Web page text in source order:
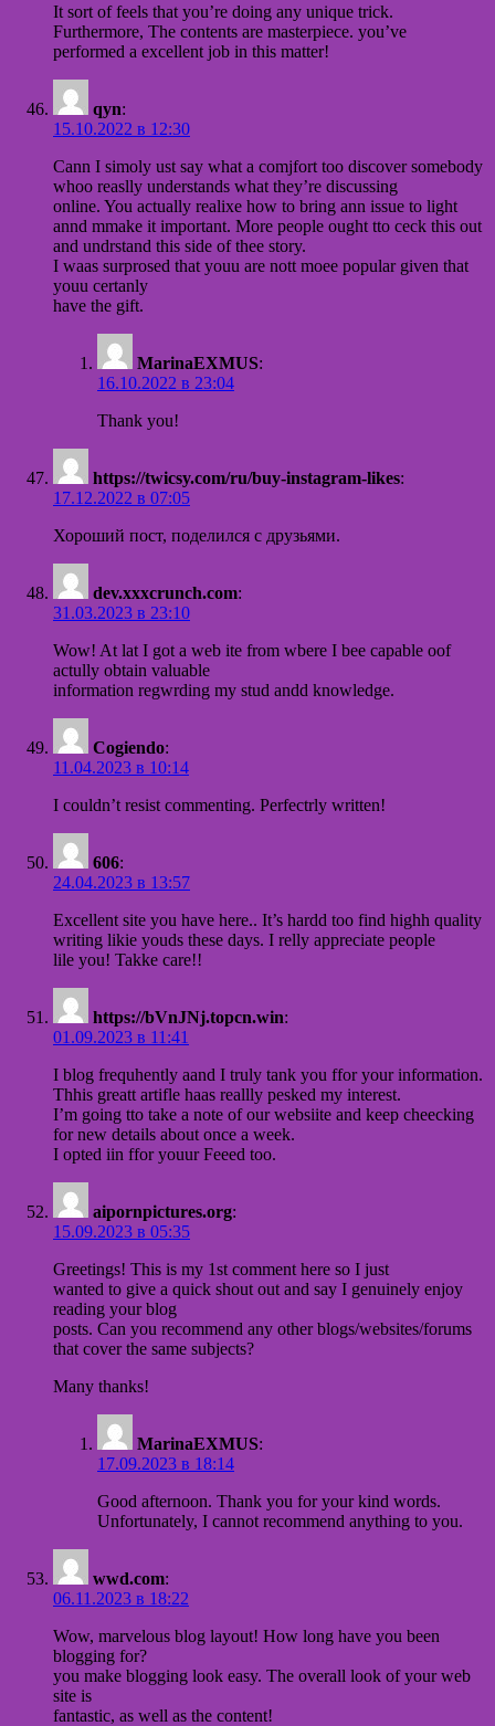
It sort of feels that you’re doing any unique trick.
Furthermore, The contents are masterpiece. you’ve
performed a excellent job in this matter!
qyn:
15.10.2022 в 12:30
Cann I simoly ust say what a comjfort too discover somebody
whoo reaslly understands what they’re discussing
online. You actually realixe how to bring ann issue to light
annd mmake it important. More people ought tto ceck this out
and undrstand this side of thee story.
I waas surprosed that youu are nott moee popular given that
youu certanly
have the gift.
MarinaEXMUS:
16.10.2022 в 23:04
Thank you!
https://twicsy.com/ru/buy-instagram-likes:
17.12.2022 в 07:05
Хороший пост, поделился с друзьями.
dev.xxxcrunch.com:
31.03.2023 в 23:10
Wow! At lat I got a web ite from wbere I bee capable oof
actully obtain valuable
information regwrding my stud andd knowledge.
Cogiendo:
11.04.2023 в 10:14
I couldn’t resist commenting. Perfectrly written!
606:
24.04.2023 в 13:57
Excellent site you have here.. It’s hardd too find highh quality
writing likie youds these days. I relly appreciate people
lile you! Takke care!!
https://bVnJNj.topcn.win:
01.09.2023 в 11:41
I blog frequhently aand I truly tank you ffor your information.
Thhis greatt artifle haas reallly pesked my interest.
I’m going tto take a note of our websiite and keep cheecking
for new details about once a week.
I opted iin ffor youur Feeed too.
aipornpictures.org:
15.09.2023 в 05:35
Greetings! This is my 1st comment here so I just
wanted to give a quick shout out and say I genuinely enjoy
reading your blog
posts. Can you recommend any other blogs/websites/forums
that cover the same subjects?
Many thanks!
MarinaEXMUS:
17.09.2023 в 18:14
Good afternoon. Thank you for your kind words.
Unfortunately, I cannot recommend anything to you.
wwd.com:
06.11.2023 в 18:22
Wow, marvelous blog layout! How long have you been
blogging for?
you make blogging look easy. The overall look of your web
site is
fantastic, as well as the content!